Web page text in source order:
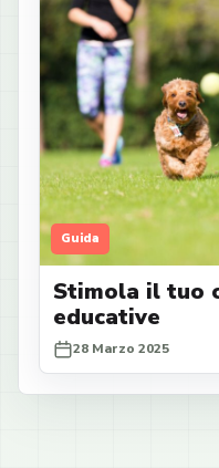
Guida
Stimola il tuo
educative
28 Marzo 2025